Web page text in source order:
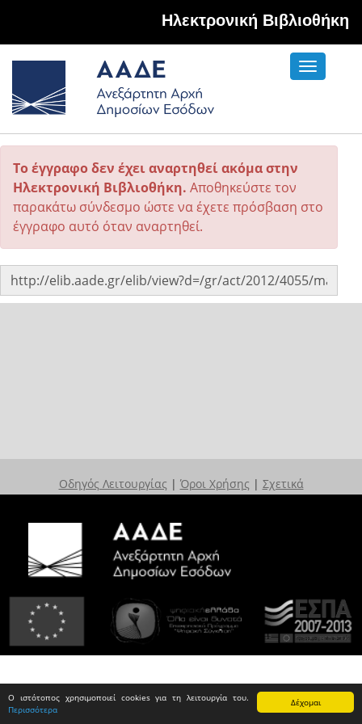
Δέχομαι
Ο ιστότοπος χρησιμοποιεί cookies για τη λειτουργία του.
Περισσότερα
Hλεκτρονική Βιβλιοθήκη
Toggle
Το έγγραφο δεν έχει αναρτηθεί ακόμα στην
Ηλεκτρονική Βιβλιοθήκη. Αποθηκεύστε τον
παρακάτω σύνδεσμο ώστε να έχετε πρόσβαση στο
έγγραφο αυτό όταν αναρτηθεί.
Οδηγός Λειτουργίας | Όροι Χρήσης | Σχετικά